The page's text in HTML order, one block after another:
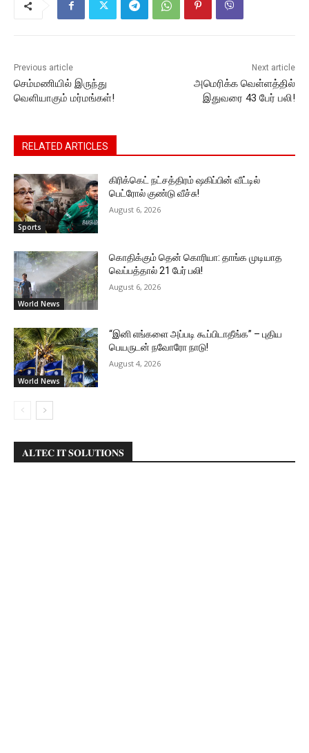
p
g k
Previous article
செம்மணியில் இருந்து
வெளியாகும் மர்மங்கள்!
Next article
அமெரிக்க வெள்ளத்தில்
இதுவரை 43 பேர் பலி!
RELATED ARTICLES
Sports
கிரிக்கெட் நட்சத்திரம் ஷகிப்பின் வீட்டில்
பெட்ரோல் குண்டு வீச்சு!
August 6, 2026
World News
கொதிக்கும் தென் கொரியா: தாங்க முடியாத
வெப்பத்தால் 21 பேர் பலி!
August 6, 2026
World News
“இனி எங்களை அப்படி கூப்பிடாதீங்க” – புதிய
பெயருடன் நவோரோ நாடு!
August 4, 2026
𝐀𝐋𝐓𝐄𝐂 𝐈𝐓 𝐒𝐎𝐋𝐔𝐓𝐈𝐎𝐍𝐒